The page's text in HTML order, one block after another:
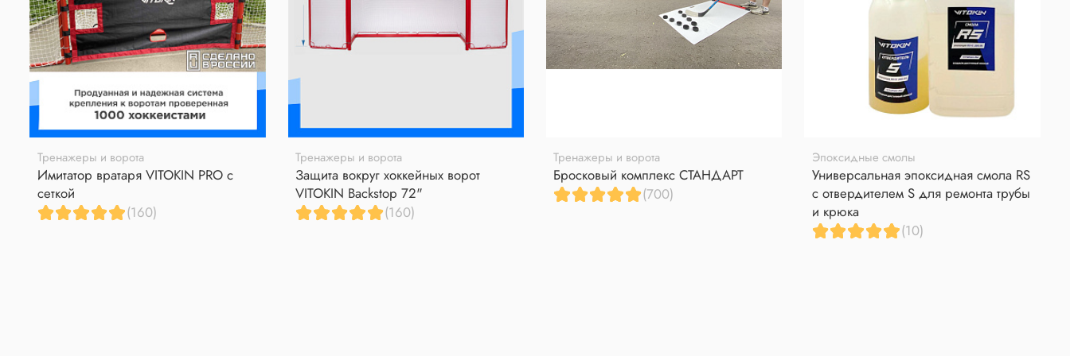
Тренажеры и ворота
Имитатор вратаря VITOKIN PRO с
сеткой
(160)
Тренажеры и ворота
Защита вокруг хоккейных ворот
VITOKIN Backstop 72"
(160)
Тренажеры и ворота
Бросковый комплекс СТАНДАРТ
(700)
Эпоксидные смолы
Универсальная эпоксидная смола RS
с отвердителем S для ремонта трубы
и крюка
(10)